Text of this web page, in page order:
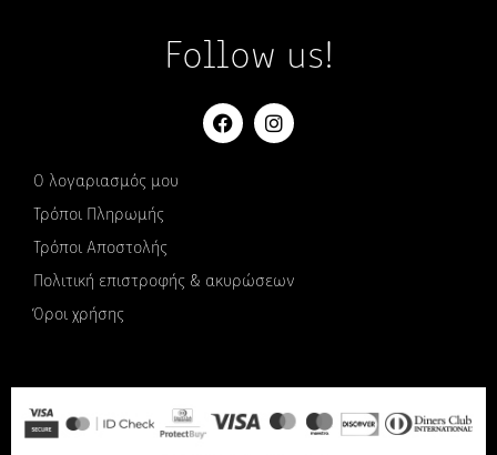
Follow us!
Ο λογαριασμός μου
Τρόποι Πληρωμής
Τρόποι Αποστολής
Πολιτική επιστροφής & ακυρώσεων
Όροι χρήσης